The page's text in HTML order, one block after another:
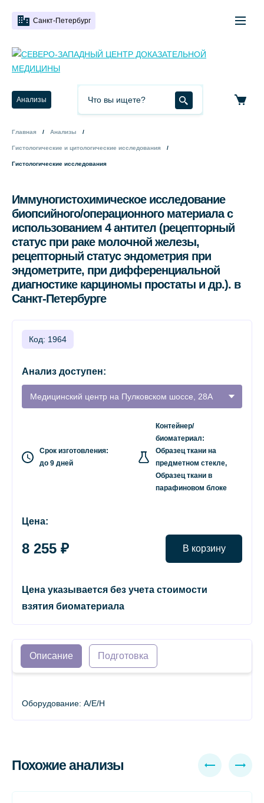
Санкт-Петербург
Анализы
Главная Анализы
Гистологические и цитологические исследования
Гистологические исследования
Иммуногистохимическое исследование
биопсийного/операционного материала с
использованием 4 антител (рецепторный
статус при раке молочной железы,
рецепторный статус эндометрия при
эндометрите, при дифференциальной
диагностике карциномы простаты и др.). в
Санкт-Петербурге
Код: 1964
Анализ доступен:
Медицинский центр на Пулковском шоссе, 28А
Срок изготовления:
до 9 дней
Контейнер/
биоматериал:
Образец ткани на
предметном стекле,
Образец ткани в
парафиновом блоке
Цена:
8 255 ₽ В корзину
Цена указывается без учета стоимости
взятия биоматериала
Описание Подготовка
Оборудование: A/E/H
Похожие анализы